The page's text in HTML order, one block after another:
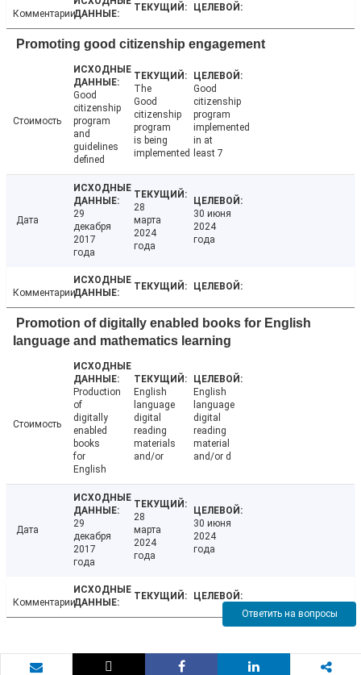
Комментарии
Promoting good citizenship engagement
Стоимость
Good
citizenship
program
and
guidelines
defined
The
Good
citizenship
program
is being
implemented
Good
citizenship
program
implemented
in at
least 7
Дата
29
декабря
2017
года
28
марта
2024
года
30 июня
2024
года
Комментарии
Promotion of digitally enabled books for English
language and mathematics learning
Стоимость
Production
of
digitally
enabled
books
for
English
English
language
digital
reading
materials
and/or
English
language
digital
reading
material
and/or d
Дата
29
декабря
2017
года
28
марта
2024
года
30 июня
2024
года
Комментарии
Ответить на вопросы